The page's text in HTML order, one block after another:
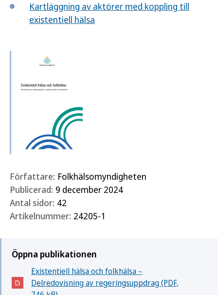
Kartläggning av aktörer med koppling till
existentiell hälsa
Författare: Folkhälsomyndigheten
Publicerad: 9 december 2024
Antal sidor: 42
Artikelnummer: 24205-1
Öppna publikationen
Existentiell hälsa och folkhälsa –
Delredovisning av regeringsuppdrag (PDF,
(Öppnas i nytt fönster)